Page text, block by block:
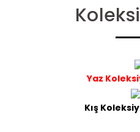
Yaz
Kış